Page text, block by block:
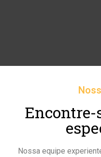
Encontre-
Nossa equipe